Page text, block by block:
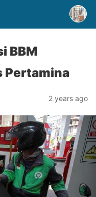
BBM
Pertamina
2 years ago